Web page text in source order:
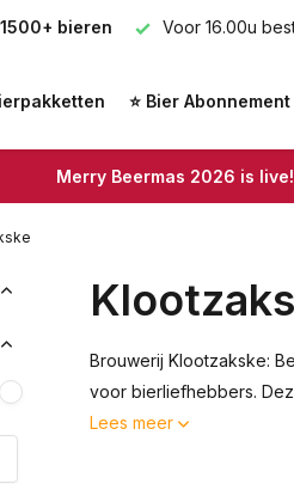
1500+ bieren Voor 16.00u
⭐ Bier Abonnement
Merry Beermas 2026 is live!
Brouwerij Klootzakske:
voor bierliefhebbers.
Lees meer